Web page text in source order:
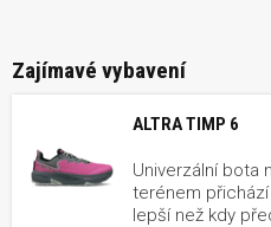
Zajímavé vybavení
ALTRA TIMP 6
Univerzální bota
terénem přichází
lepší než kdy